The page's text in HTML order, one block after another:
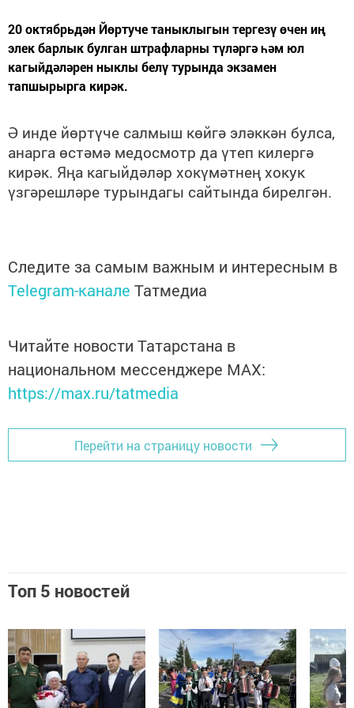
20 октябрьдән Йөртуче таныклыгын тергезү өчен иң
элек барлык булган штрафларны түләргә һәм юл
кагыйдәләрен ныклы белү турында экзамен
тапшырырга кирәк.
Ә инде йөртүче салмыш көйгә эләккән булса,
анарга өстәмә медосмотр да үтеп килергә
кирәк. Яңа кагыйдәләр хокүмәтнең хокук
үзгәрешләре турындагы сайтында бирелгән.
Следите за самым важным и интересным в
Telegram-канале Татмедиа
Читайте новости Татарстана в
национальном мессенджере MАХ:
https://max.ru/tatmedia
Перейти на страницу новости
Топ 5 новостей